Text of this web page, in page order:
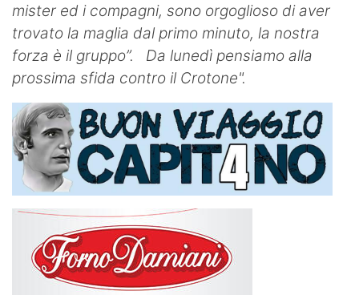
mister ed i compagni, sono orgoglioso di aver
trovato la maglia dal primo minuto, la nostra
forza è il gruppo”.
Da lunedì pensiamo alla
prossima sfida contro il Crotone".